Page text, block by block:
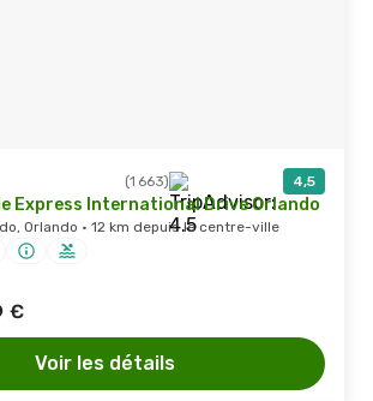
(1 663) 4,5
Express International Drive Orlando
Orlando · 12 km depuis le centre-ville
€
Voir les détails